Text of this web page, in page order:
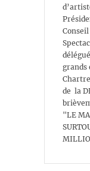
grands
de la
"LE